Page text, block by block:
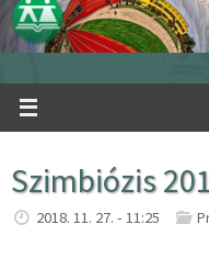
Szimbiózis
2018. 11. 27. - 11:25